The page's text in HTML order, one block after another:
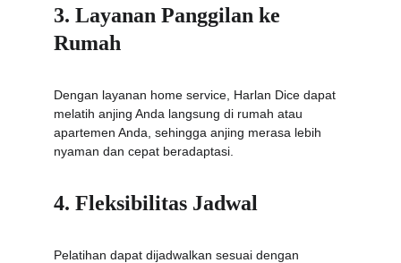
3. Layanan Panggilan ke
Rumah
Dengan layanan home service, Harlan Dice dapat
melatih anjing Anda langsung di rumah atau
apartemen Anda, sehingga anjing merasa lebih
nyaman dan cepat beradaptasi.
4. Fleksibilitas Jadwal
Pelatihan dapat dijadwalkan sesuai dengan